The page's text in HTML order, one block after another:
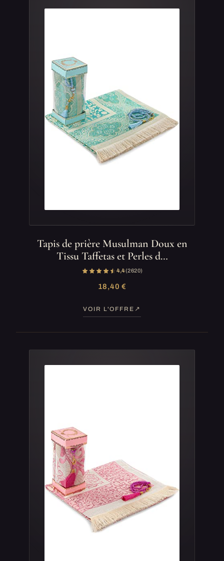
Tapis de prière Musulman Doux en
Tissu Taffetas et Perles d…
4,4(2 620)
18,40 €
VOIR L'OFFRE